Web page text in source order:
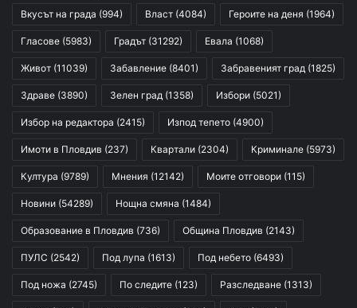
Вкусът на града (994) Власт (4084) Героите на деня (1964)
Гласове (5983) Градът (31292) Евала (1068)
Живот (11039) Забавление (8401) Забравеният град (1825)
Здраве (3890) Зелен град (1358) Избори (5021)
Избор на редактора (2415) Изпод тепето (4900)
Имоти в Пловдив (237) Квартали (2304) Криминале (5973)
Култура (9789) Мнения (12142) Моите отговори (115)
Новини (54289) Нощна смяна (1484)
Образование в Пловдив (736) Община Пловдив (2143)
ПУЛС (2542) Под лупа (1613) Под небето (6493)
Под ножа (2745) По следите (123) Разследване (1313)